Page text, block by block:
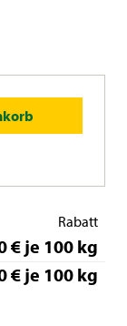
Rabatt
€ je 100 kg
€ je 100 kg